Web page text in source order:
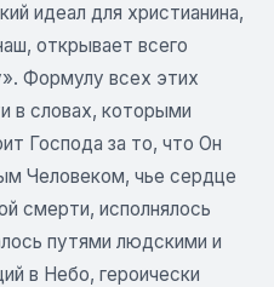
идеал для христианина,
открывает всего
Формулу всех этих
в словах, которыми
Господа за то, что Он
Человеком, чье сердце
смерти, исполнялось
путями людскими и
в Небо, героически